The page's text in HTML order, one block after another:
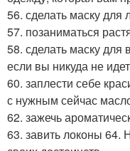
56. сделать маску для
57. позаниматься
58. сделать маску
если вы никуда не
60. заплести себе
с нужным сейчас
62. зажечь
63. завить локоны 64.